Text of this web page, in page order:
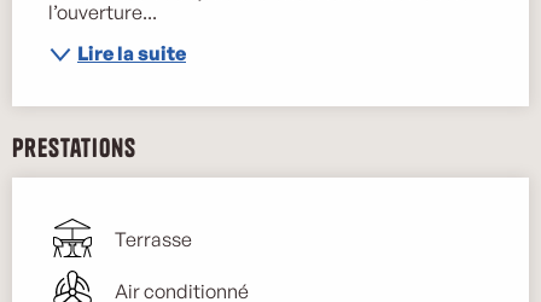
l’ouverture...
Lire la suite
Prestations
Terrasse
Air conditionné